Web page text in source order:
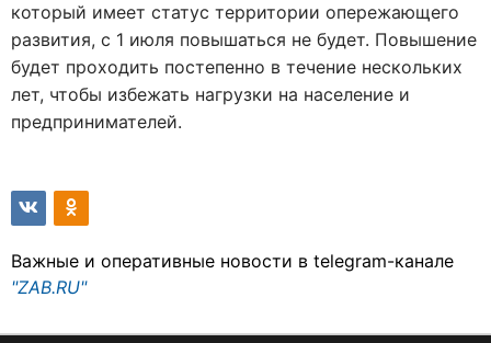
который имеет статус территории опережающего
развития, с 1 июля повышаться не будет. Повышение
будет проходить постепенно в течение нескольких
лет, чтобы избежать нагрузки на население и
предпринимателей.
Важные и оперативные новости в telegram-канале
"ZAB.RU"